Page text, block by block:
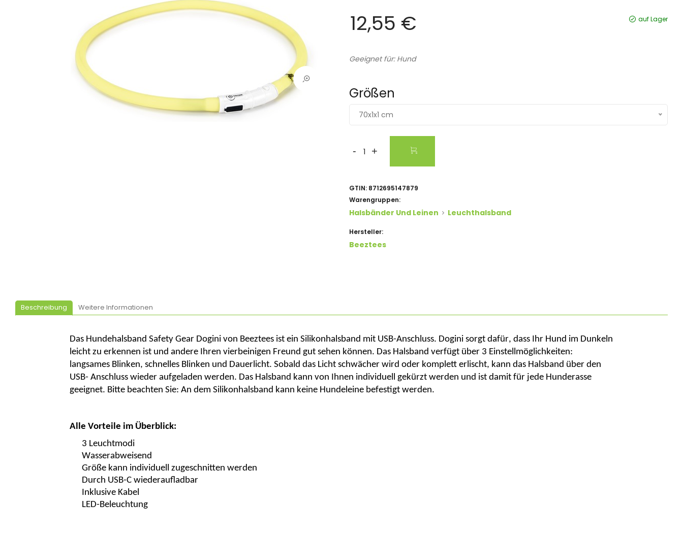
12,55 € auf Lager
Geeignet für: Hund
Größen
70x1x1 cm
- +
GTIN: 8712695147879
Warengruppen:
Halsbänder Und Leinen Leuchthalsband
Hersteller:
Beeztees
Beschreibung Weitere Informationen
Das Hundehalsband Safety Gear Dogini von Beeztees ist ein Silikonhalsband mit USB-Anschluss. Dogini sorgt dafür, dass Ihr Hund im Dunkeln
leicht zu erkennen ist und andere Ihren vierbeinigen Freund gut sehen können. Das Halsband verfügt über 3 Einstellmöglichkeiten:
langsames Blinken, schnelles Blinken und Dauerlicht. Sobald das Licht schwächer wird oder komplett erlischt, kann das Halsband über den
USB- Anschluss wieder aufgeladen werden. Das Halsband kann von Ihnen individuell gekürzt werden und ist damit für jede Hunderasse
geeignet. Bitte beachten Sie: An dem Silikonhalsband kann keine Hundeleine befestigt werden.
Alle Vorteile im Überblick:
3 Leuchtmodi
Wasserabweisend
Größe kann individuell zugeschnitten werden
Durch USB-C wiederaufladbar
Inklusive Kabel
LED-Beleuchtung